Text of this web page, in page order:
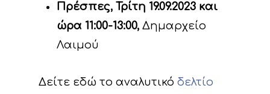
Πρέσπες, Τρίτη 19.09.2023 και
ώρα 11:00-13:00, Δημαρχείο
Λαιμού
Δείτε εδώ το αναλυτικό δελτίο